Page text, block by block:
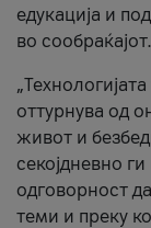
едукација и
во сообраќајот.
оттурнува од
живот и
секојдневно
одговорност
теми и преку